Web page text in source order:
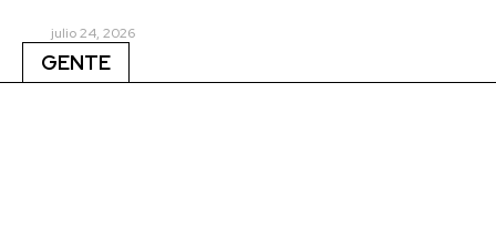
julio 24, 2026
GENTE